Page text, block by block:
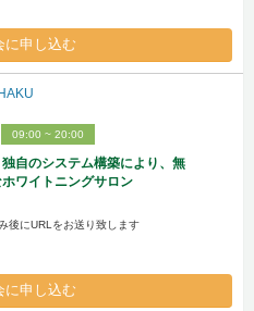
に申し込む
09:00 ~ 20:00
自のシステム構築により、無
ワイトニングサロン
後にURLをお送り致します
に申し込む